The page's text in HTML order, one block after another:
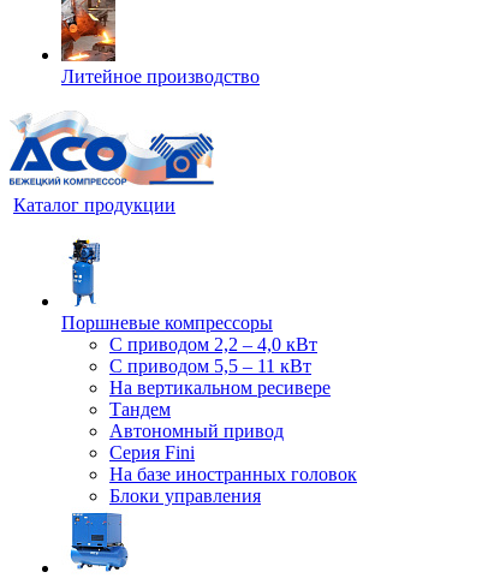
Литейное производство
Каталог продукции
Поршневые компрессоры
С приводом 2,2 – 4,0 кВт
С приводом 5,5 – 11 кВт
На вертикальном ресивере
Тандем
Автономный привод
Серия Fini
На базе иностранных головок
Блоки управления